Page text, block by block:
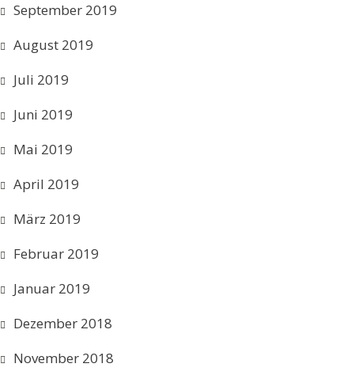
September 2019
August 2019
Juli 2019
Juni 2019
Mai 2019
April 2019
März 2019
Februar 2019
Januar 2019
Dezember 2018
November 2018